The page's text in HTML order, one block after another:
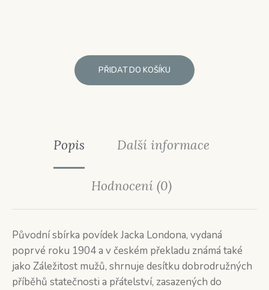
PŘIDAT DO KOŠÍKU
Popis Další informace
Hodnocení (0)
Původní sbírka povídek Jacka Londona, vydaná
poprvé roku 1904 a v českém překladu známá také
jako Záležitost mužů, shrnuje desítku dobrodružných
příběhů statečnosti a přátelství, zasazených do